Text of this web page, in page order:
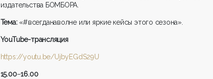
издательства БОМБОРА.
Тема: «#всегданаволне или яркие кейсы этого сезона».
YouTube-трансляция
https://youtu.be/UjbyEGdS29U
15.00–16.00